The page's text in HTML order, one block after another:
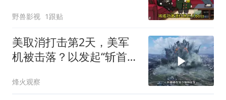
野兽影视 1跟贴
美取消打击第2天，美军
机被击落？以发起“斩首行
烽火观察